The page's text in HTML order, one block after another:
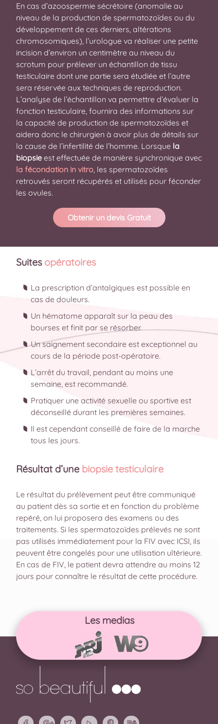
En cas d’azoospermie sécrétoire (anomalie au
niveau de la production de spermatozoïdes ou du
développement de ces derniers, altérations
chromosomiques), l’urologue va réaliser une petite
incision d’environ un centimètre au niveau du
scrotum pour prélever un échantillon de tissu
testiculaire dont une partie sera étudiée et l’autre
sera réservée aux techniques de reproduction.
L’analyse de l’échantillon va permettre d’évaluer la
fonction testiculaire, fournira des informations sur
la capacité de production de spermatozoïdes et
aidera donc le chirurgien à avoir plus de détails sur
la cause de l’infertilité de l’homme. Lorsque la
biopsie est effectuée de manière synchronique avec
la fécondation in vitro , les spermatozoïdes
retrouvés seront récupérés et utilisés pour féconder
les ovules.
Obtenir un devis Gratuit
Suites opératoires
La prescription d’antalgiques est possible en
cas de douleurs.
Un hématome apparaît sur la peau des
bourses et finit par se résorber.
Un saignement secondaire est exceptionnel au
cours de la période post-opératoire.
L’arrêt du travail, pendant au moins une
semaine, est recommandé.
Pratiquer une activité sexuelle ou sportive est
déconseillé durant les premières semaines.
Il est cependant conseillé de faire de la marche
tous les jours.
Résultat d’une biopsie testiculaire
Le résultat du prélèvement peut être communiqué
au patient dès sa sortie et en fonction du problème
repéré, on lui proposera des examens ou des
traitements. Si les spermatozoïdes prélevés ne sont
pas utilisés immédiatement pour la FIV avec ICSI, ils
peuvent être congelés pour une utilisation ultérieure.
En cas de FIV, le patient devra attendre au moins 12
jours pour connaître le résultat de cette procédure.
Les medias